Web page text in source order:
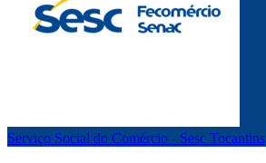
Serviço Social do Comércio - Sesc Tocantins